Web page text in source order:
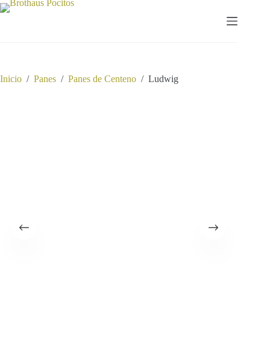
Saltar
al
Inicio / Panes / Panes de Centeno / Ludwig